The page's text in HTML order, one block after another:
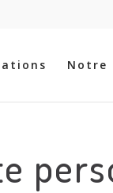
Notre